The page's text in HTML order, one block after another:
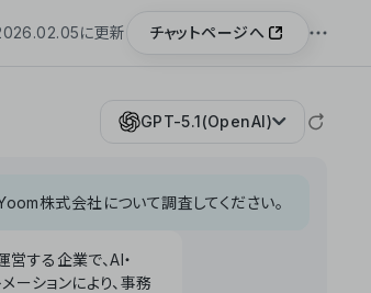
に更新 チャットページへ
GPT-5.1(OpenAI)
株式会社について調査してください。
する企業で、AI・
ーションにより、事務